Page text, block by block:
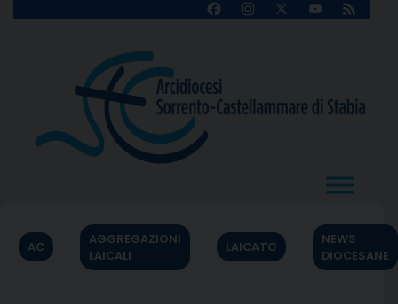
FacebookInstagram
X
YouTube
Feed
AC
AGGREGAZIONI
LAICALI
LAICATO
NEWS
DIOCESANE